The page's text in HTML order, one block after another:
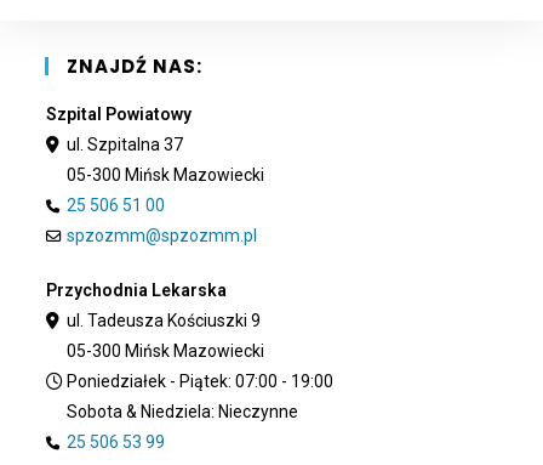
ZNAJDŹ NAS:
Szpital Powiatowy
ul. Szpitalna 37
05-300 Mińsk Mazowiecki
25 506 51 00
spzozmm@spzozmm.pl
Przychodnia Lekarska
ul. Tadeusza Kościuszki 9
05-300 Mińsk Mazowiecki
Poniedziałek - Piątek: 07:00 - 19:00
Sobota & Niedziela: Nieczynne
25 506 53 99